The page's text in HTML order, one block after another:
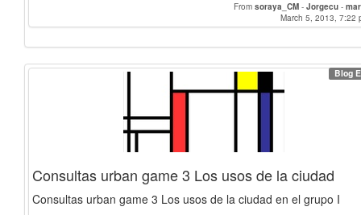
From soraya_CM - Jorgecu -
March 5, 2013, 7:22
Blog
Consultas urban game 3 Los usos de la ciudad
Consultas urban game 3 Los usos de la ciudad en el grupo I